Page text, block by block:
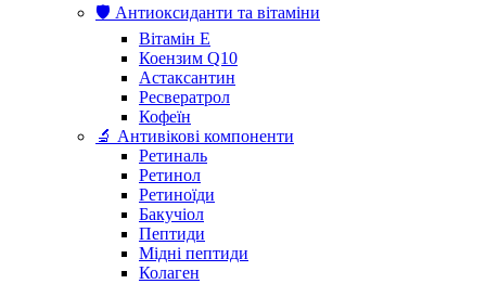
🛡️ Антиоксиданти та вітаміни
Вітамін Е
Коензим Q10
Астаксантин
Ресвератрол
Кофеїн
🔬 Антивікові компоненти
Ретиналь
Ретинол
Ретиноїди
Бакучіол
Пептиди
Мідні пептиди
Колаген